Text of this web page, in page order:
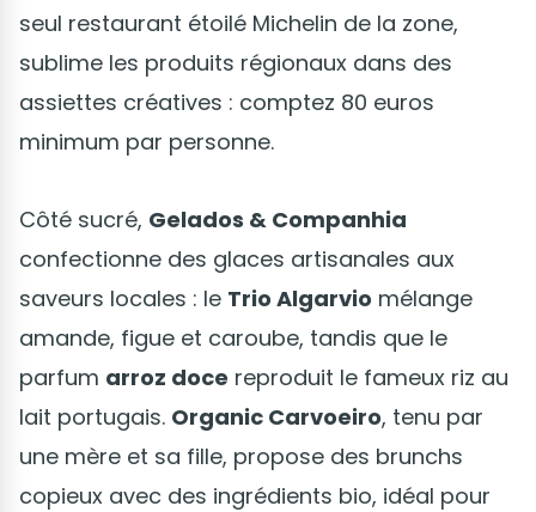
seul restaurant étoilé Michelin de la zone,
sublime les produits régionaux dans des
assiettes créatives : comptez 80 euros
minimum par personne.
Côté sucré, Gelados & Companhia
confectionne des glaces artisanales aux
saveurs locales : le Trio Algarvio mélange
amande, figue et caroube, tandis que le
parfum arroz doce reproduit le fameux riz au
lait portugais. Organic Carvoeiro, tenu par
une mère et sa fille, propose des brunchs
copieux avec des ingrédients bio, idéal pour